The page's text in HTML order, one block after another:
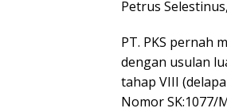
Petrus
PT. PKS pernah
dengan usulan
tahap VIII
Nomor SK:1077/